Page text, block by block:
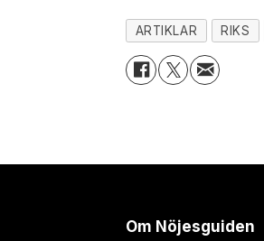
ARTIKLAR RIKS
Om Nöjesguiden